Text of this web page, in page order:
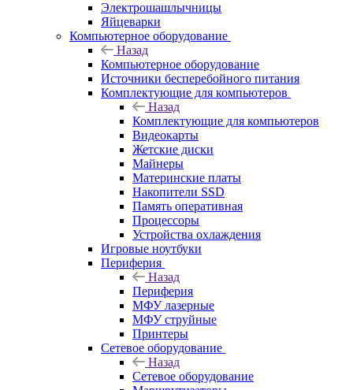
Электрошашлычницы
Яйцеварки
Компьютерное оборудование
Назад
Компьютерное оборудование
Источники бесперебойного питания
Комплектующие для компьютеров
Назад
Комплектующие для компьютеров
Видеокарты
Жетские диски
Майнеры
Материнские платы
Накопители SSD
Память оперативная
Процессоры
Устройства охлаждения
Игровые ноутбуки
Периферия
Назад
Периферия
МФУ лазерные
МФУ струйные
Принтеры
Сетевое оборудование
Назад
Сетевое оборудование